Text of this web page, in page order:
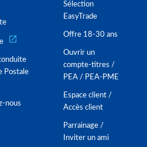
Postale
nous
Sélection
EasyTrade
Offre 18-30 ans
Ouvrir un
compte-titres /
PEA / PEA-PME
Espace client /
Accès client
Parrainage /
Inviter un ami